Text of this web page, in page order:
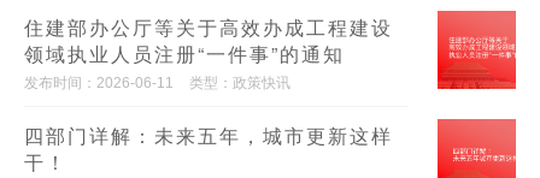
住建部办公厅等关于高效办成工程建设
领域执业人员注册“一件事”的通知
发布时间：2026-06-11 类型：政策快讯
四部门详解：未来五年，城市更新这样
干！